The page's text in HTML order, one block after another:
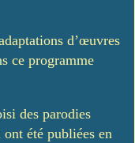
d’œuvres
ce programme
des parodies
été publiées en